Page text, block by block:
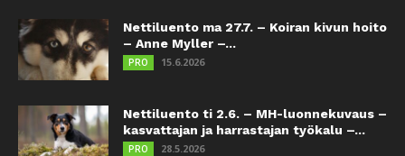
Nettiluento ma 27.7. – Koiran kivun hoito
– Anne Myller –...
PRO 15.6.2026
Nettiluento ti 2.6. – MH-luonnekuvaus –
kasvattajan ja harrastajan työkalu –...
PRO 28.5.2026